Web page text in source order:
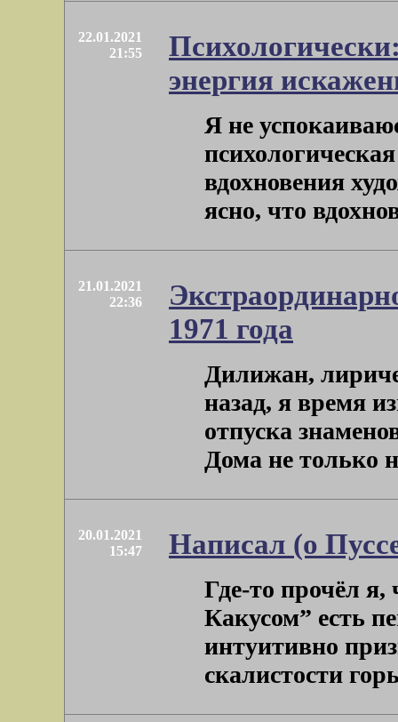
22.01.2021
21:55
энергия
Я не
вдохновения
ясно, что
21.01.2021
22:36
1971 года
Дилижан,
назад, я время
отпуска
Дома не только
20.01.2021
15:47
Написал (о
Где-то прочёл я,
Какусом” есть
интуитивно
скалистости